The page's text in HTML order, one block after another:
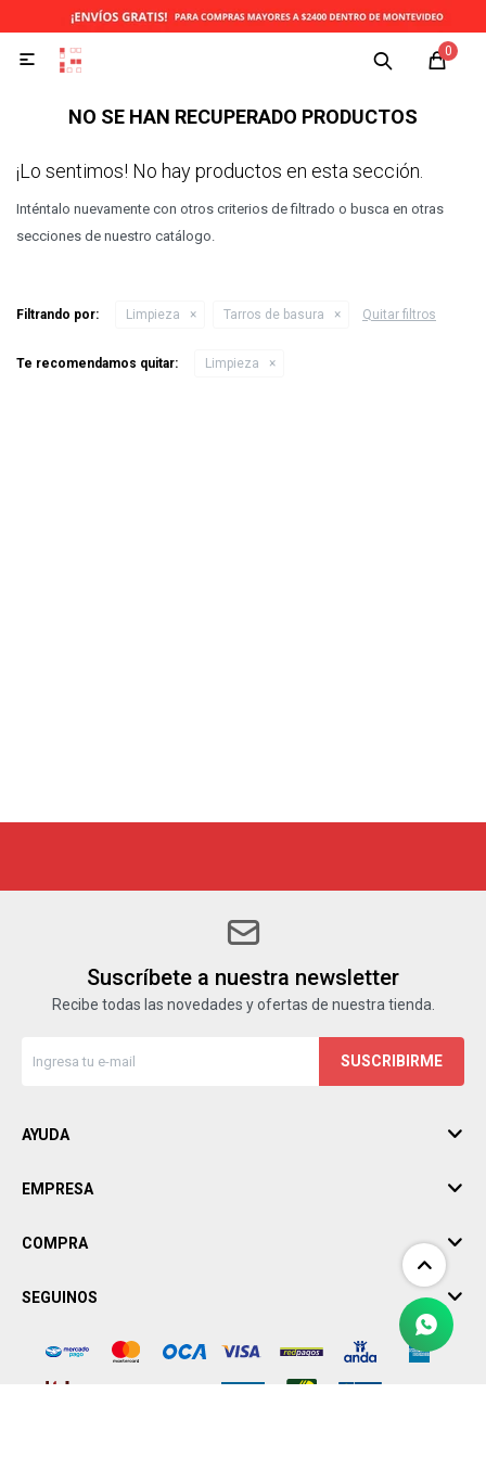
0

NO SE HAN RECUPERADO PRODUCTOS
¡Lo sentimos! No hay productos en esta sección.
Inténtalo nuevamente con otros criterios de filtrado o busca en otras
secciones de nuestro catálogo.
Filtrando por: Limpieza Tarros de basura Quitar filtros
Te recomendamos quitar: Limpieza
Suscríbete a nuestra newsletter
Recibe todas las novedades y ofertas de nuestra tienda.
SUSCRIBIRME
AYUDA
EMPRESA
COMPRA
SEGUINOS